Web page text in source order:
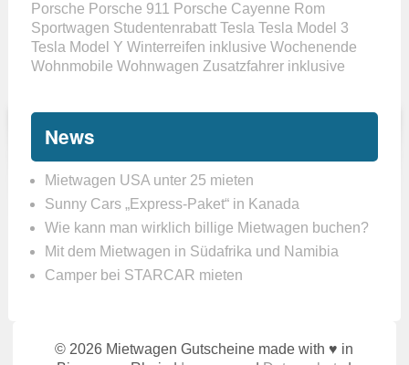
Porsche Porsche 911 Porsche Cayenne Rom
Sportwagen Studentenrabatt Tesla Tesla Model 3
Tesla Model Y Winterreifen inklusive Wochenende
Wohnmobile Wohnwagen Zusatzfahrer inklusive
News
Mietwagen USA unter 25 mieten
Sunny Cars „Express-Paket“ in Kanada
Wie kann man wirklich billige Mietwagen buchen?
Mit dem Mietwagen in Südafrika und Namibia
Camper bei STARCAR mieten
© 2026 Mietwagen Gutscheine made with ♥ in